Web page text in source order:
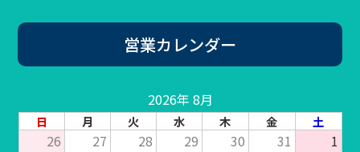
営業カレンダー
2026年 8月
日 月 火 水 木 金 土
26 27 28 29 30 31
1